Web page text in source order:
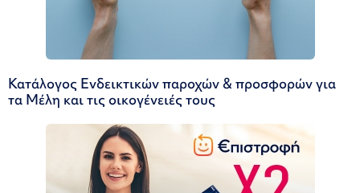
Κατάλογος Ενδεικτικών παροχών & προσφορών για
τα Μέλη και τις οικογένειές τους